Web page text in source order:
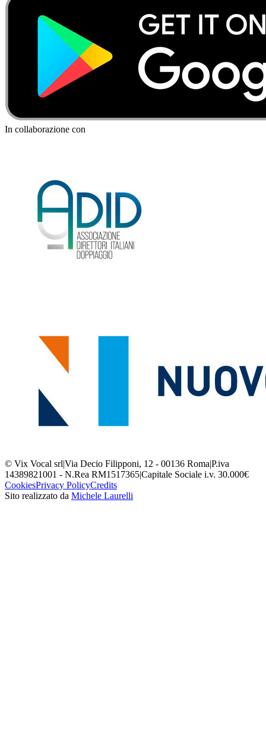
In collaborazione con
© Vix Vocal srl|Via Decio Filipponi, 12 - 00136 Roma|P.iva
14389821001 - N.Rea RM1517365|Capitale Sociale i.v. 30.000€
CookiesPrivacy PolicyCredits
Sito realizzato da Michele Laurelli